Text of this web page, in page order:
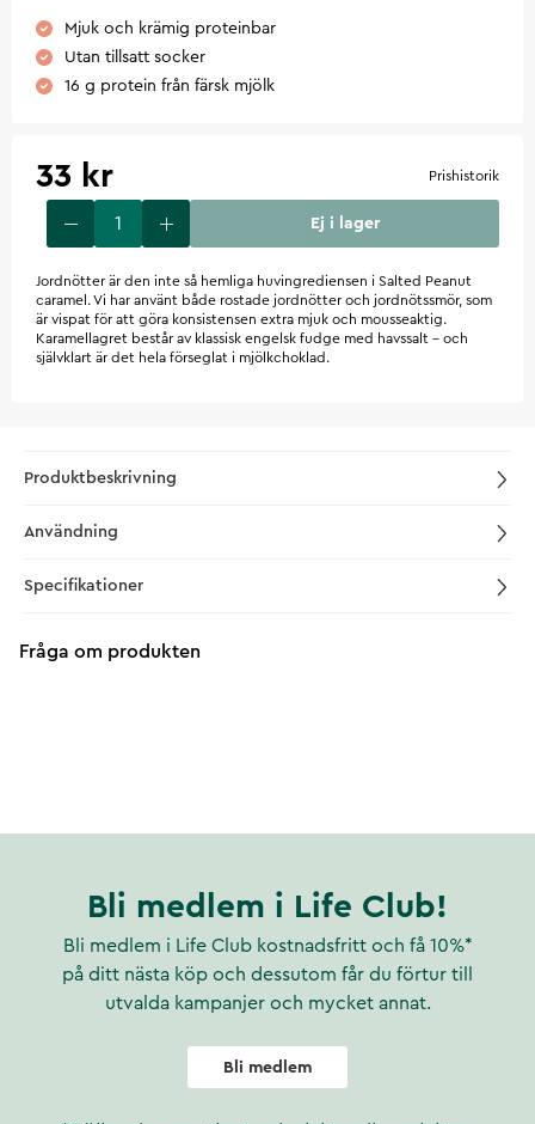
Mjuk och krämig proteinbar
Utan tillsatt socker
16 g protein från färsk mjölk
33 kr Prishistorik
Ej i lager
Jordnötter är den inte så hemliga huvingrediensen i Salted Peanut
caramel. Vi har använt både rostade jordnötter och jordnötssmör, som
är vispat för att göra konsistensen extra mjuk och mousseaktig.
Karamellagret består av klassisk engelsk fudge med havssalt - och
självklart är det hela förseglat i mjölkchoklad.
Produktbeskrivning
Användning
Specifikationer
Fråga om produkten
Bli medlem i Life Club!
Bli medlem i Life Club kostnadsfritt och få 10%*
på ditt nästa köp och dessutom får du förtur till
utvalda kampanjer och mycket annat.
Bli medlem